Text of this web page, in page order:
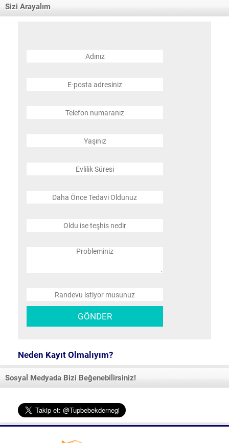
Sizi Arayalım
Neden Kayıt Olmalıyım?
Sosyal Medyada Bizi Beğenebilirsiniz!